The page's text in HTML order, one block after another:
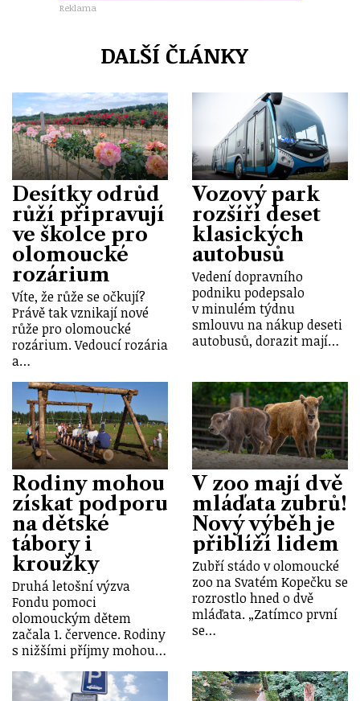
Reklama
DALŠÍ ČLÁNKY
Desítky odrůd
růží připravují
ve školce pro
olomoucké
rozárium
Víte, že růže se očkují?
Právě tak vznikají nové
růže pro olomoucké
rozárium. Vedoucí rozária
a…
Vozový park
rozšíří deset
klasických
autobusů
Vedení dopravního
podniku podepsalo
v minulém týdnu
smlouvu na nákup deseti
autobusů, dorazit mají…
Rodiny mohou
získat podporu
na dětské
tábory i
kroužky
Druhá letošní výzva
Fondu pomoci
olomouckým dětem
začala 1. července. Rodiny
s nižšími příjmy mohou…
V zoo mají dvě
mláďata zubrů!
Nový výběh je
přiblíží lidem
Zubří stádo v olomoucké
zoo na Svatém Kopečku se
rozrostlo hned o dvě
mláďata. „Zatímco první
se…